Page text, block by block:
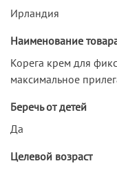
Ирландия
Наименование
Корега крем для
максимальное
Беречь от детей
Да
Целевой возраст